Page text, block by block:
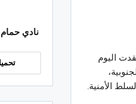
اليوم
الأمنية.
نادي
لرفع الأشجار والعوائق عن الطرقات